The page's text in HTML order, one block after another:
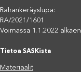
Rahankeräyslupa:
RA/2021/1601
Voimassa 1.1.2022 alkaen
Tietoa SASKista
Materiaalit